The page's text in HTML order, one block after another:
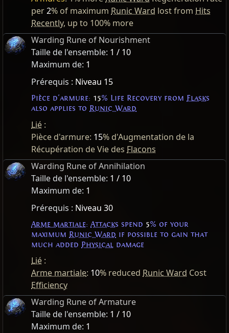
per2% of maximum Runic Ward lost from Hits
Recently, up to 100% more
Warding Rune of Nourishment
Taille de l'ensemble: 1 / 10
Maximum de: 1
Prérequis : Niveau 15
Pièce d'armure: 15% Life Recovery from Flasks
also applies to Runic Ward
Lié :
Pièce d'armure: 15% d'Augmentation de la
Récupération de Vie des Flacons
Warding Rune of Annihilation
Taille de l'ensemble: 1 / 10
Maximum de: 1
Prérequis : Niveau 30
Arme martiale: Attacks spend 5% of your
maximum Runic Ward if possible to gain that
much added Physical damage
Lié :
Arme martiale: 10% reduced Runic Ward Cost
Efficiency
Warding Rune of Armature
Taille de l'ensemble: 1 / 10
Maximum de: 1